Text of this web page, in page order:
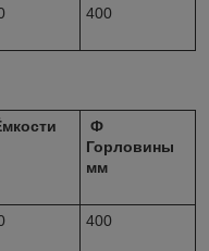
400
Ф
Горловины
мм
400